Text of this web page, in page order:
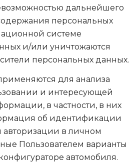
дальнейшего
персональных
системе
и/или уничтожаются
персональных данных.
для анализа
и интересующей
в частности, в них
об идентификации
авторизации в личном
Пользователем варианты
автомобиля.